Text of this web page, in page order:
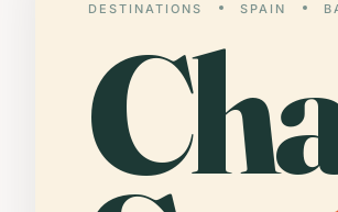
DESTINATIONS SPAIN